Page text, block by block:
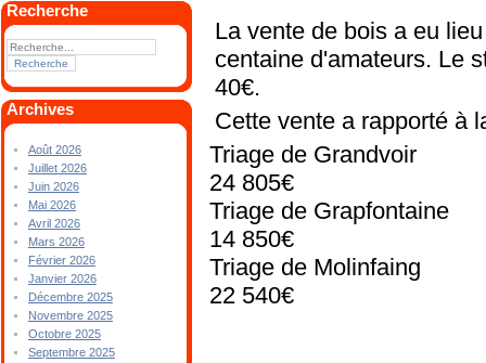
Recherche
Archives
Août 2026
Juillet 2026
Juin 2026
Mai 2026
Avril 2026
Mars 2026
Février 2026
Janvier 2026
Décembre 2025
Novembre 2025
Octobre 2025
Septembre 2025
La vente de bois a eu
centaine d'amateurs. Le
40€.
Cette vente a rapporté à
Triage de Grandvoir
24 805€
Triage de Grapfontaine
14 850€
Triage de Molinfaing
22 540€